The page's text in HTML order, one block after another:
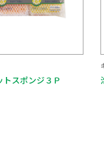
泡キュット ネットスポン